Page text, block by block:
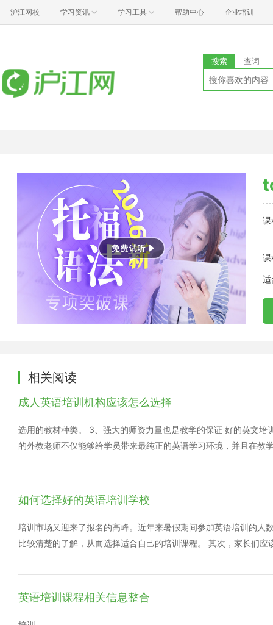
沪江网校 学习资讯 学习工具 帮助中心 企业培训
搜索 查词
课
课
适
相关阅读
成人英语培训机构应该怎么选择
选用的教材种类。 3、强大的师资力量也是教学的保证 好的英文
的外教老师不仅能够给学员带来最纯正的英语学习环境，并且在教
英语早期的学习中，培训机构应该想方设法的为学员创造一个轻松
习中，慢慢的培养起对英语学习的兴趣，以避免应试教育中英语
机构都培训机构，因为起步点比较低，英语培训机构能够更快的保
程，让学员能够从中检验该培训机构的教学质量、师资力量、课程
度。 选择好的成人英语培训机构确实能够让自己的英文学习效果
如何选择好的英语培训学校
培训市场又迎来了报名的高峰。近年来暑假期间参加英语培训的人
比较清楚的了解，从而选择适合自己的培训课程。 其次，家长们
会全程跟踪学生的学习情况和进度，这样才能真正保障学生的学习
到东西，家长可以找可以陪读的英语培训班。和孩子一起学习，调
英语培训课程相关信息整合